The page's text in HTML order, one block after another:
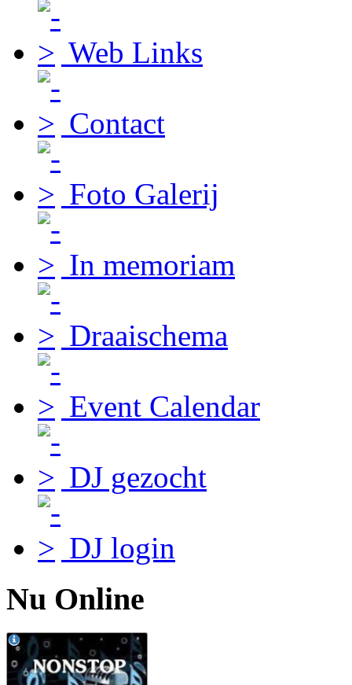
Web Links
Contact
Foto Galerij
In memoriam
Draaischema
Event Calendar
DJ gezocht
DJ login
Nu Online